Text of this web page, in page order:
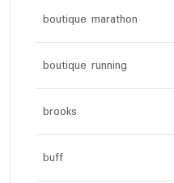
boutique marathon
boutique running
brooks
buff